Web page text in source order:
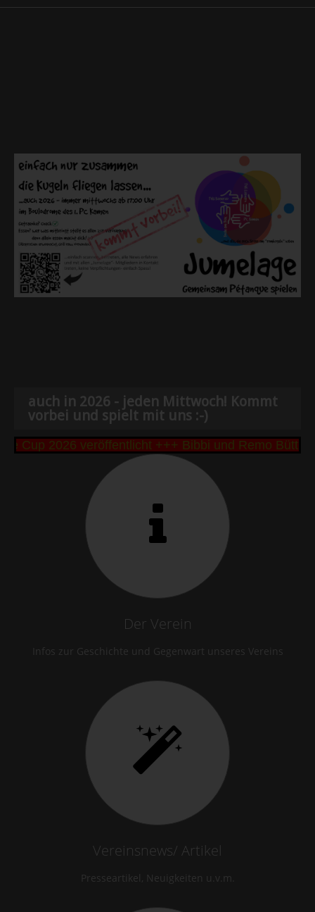
auch in 2026 - jeden Mittwoch! Kommt
vorbei und spielt mit uns :-)
Cup 2026 veröffentlicht +++ Bibbi und Remo Büttner
Der Verein
Infos zur Geschichte und Gegenwart unseres Vereins
Vereinsnews/ Artikel
Presseartikel, Neuigkeiten u.v.m.